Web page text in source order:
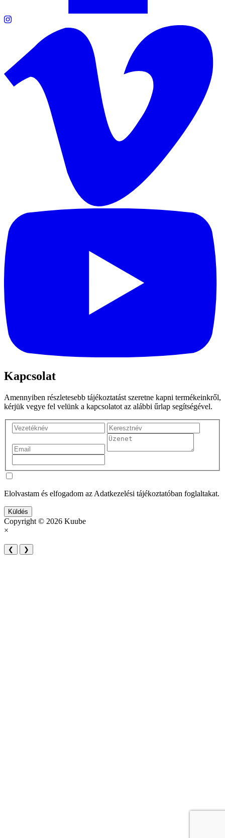
Kapcsolat
Amennyiben részletesebb tájékoztatást szeretne kapni termékeinkről,
kérjük vegye fel velünk a kapcsolatot az alábbi űrlap segítségével.
Elolvastam és elfogadom az Adatkezelési tájékoztatóban foglaltakat.
Küldés
Copyright © 2026 Kuube
×
❮ ❯